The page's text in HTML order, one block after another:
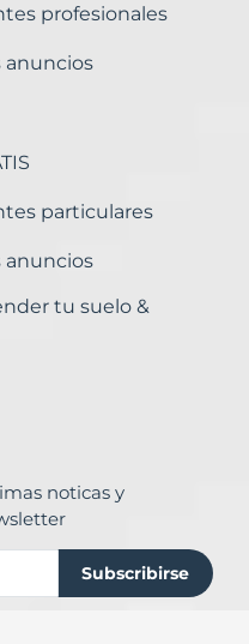
profesionales
anuncios
particulares
anuncios
tu suelo &
noticas y
Subscribirse